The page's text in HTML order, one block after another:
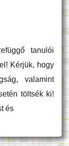
tanulói
Kérjük, hogy
valamint
töltsék ki!
és